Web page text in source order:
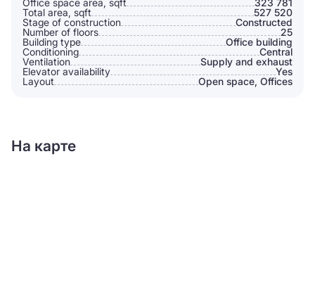
Office space area, sqft
323 781
Total area, sqft
527 520
Stage of construction
Constructed
Number of floors
25
Building type
Office building
Conditioning
Сentral
Ventilation
Supply and exhaust
Elevator availability
Yes
Layout
Open space, Offices
На карте